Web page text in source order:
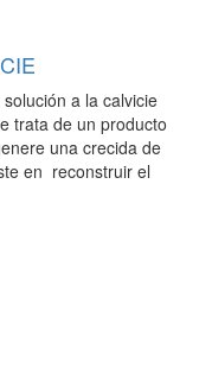
a la calvicie
trata de un producto
una crecida de
en reconstruir el